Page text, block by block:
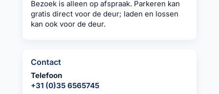
Bezoek is alleen op afspraak. Parkeren kan
gratis direct voor de deur; laden en lossen
kan ook voor de deur.
Contact
Telefoon
+31 (0)35 6565745